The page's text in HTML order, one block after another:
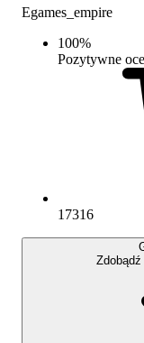
Egames_empire
100%
Pozytywne
17316